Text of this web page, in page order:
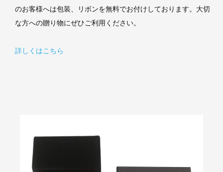
のお客様へは包装、リボンを無料でお付けしております。大切
な方への贈り物にぜひご利用ください。
詳しくはこちら